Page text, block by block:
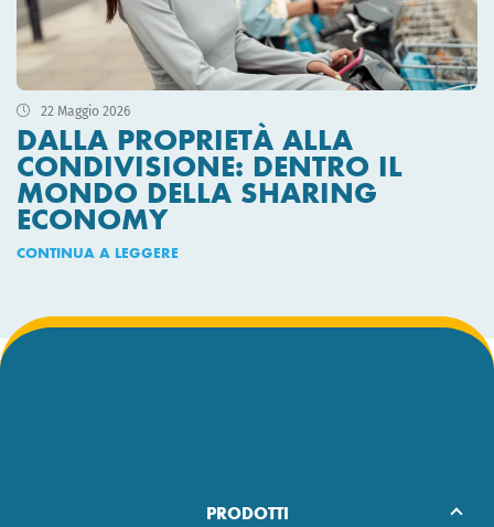
22 Maggio 2026
DALLA PROPRIETÀ ALLA
CONDIVISIONE: DENTRO IL
MONDO DELLA SHARING
ECONOMY
CONTINUA A LEGGERE
PRODOTTI